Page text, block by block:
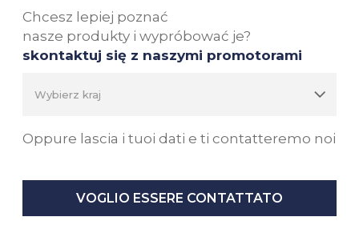
Chcesz lepiej poznać
nasze produkty i wypróbować je?
skontaktuj się z naszymi promotorami
Oppure lascia i tuoi dati e ti contatteremo noi
VOGLIO ESSERE CONTATTATO